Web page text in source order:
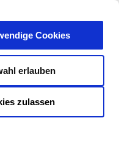
zulassen
erlauben
Cookies